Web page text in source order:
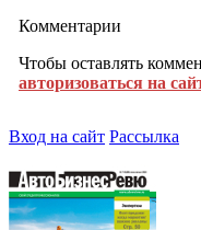
Комментарии
Чтобы оставлять
авторизоваться на
Вход на сайт Рассылка